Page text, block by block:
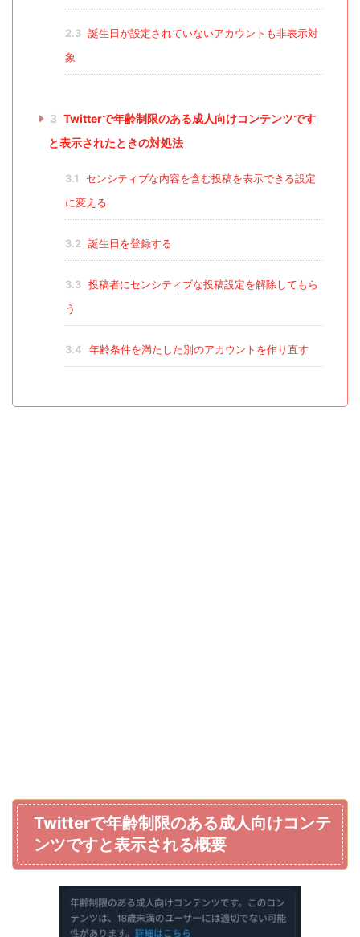
2.3
誕生日が設定されていないアカウントも非表示対
象
3 Twitterで年齢制限のある成人向けコンテンツです
と表示されたときの対処法
3.1
センシティブな内容を含む投稿を表示できる設定
に変える
3.2 誕生日を登録する
3.3
投稿者にセンシティブな投稿設定を解除してもら
う
3.4 年齢条件を満たした別のアカウントを作り直す
Twitterで年齢制限のある成人向けコンテ
ンツですと表示される概要